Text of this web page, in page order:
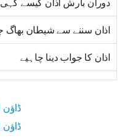
اذان سننے سے شیطان بھاگ
اذان کا جواب دینا چاہیے
ڈاؤن
ڈاؤن